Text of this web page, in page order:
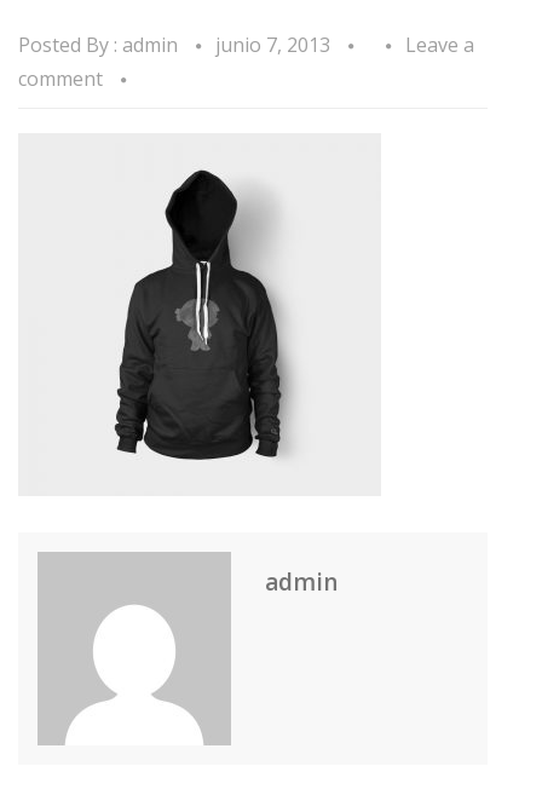
Posted By : admin junio 7, 2013
Leave a
comment
admin